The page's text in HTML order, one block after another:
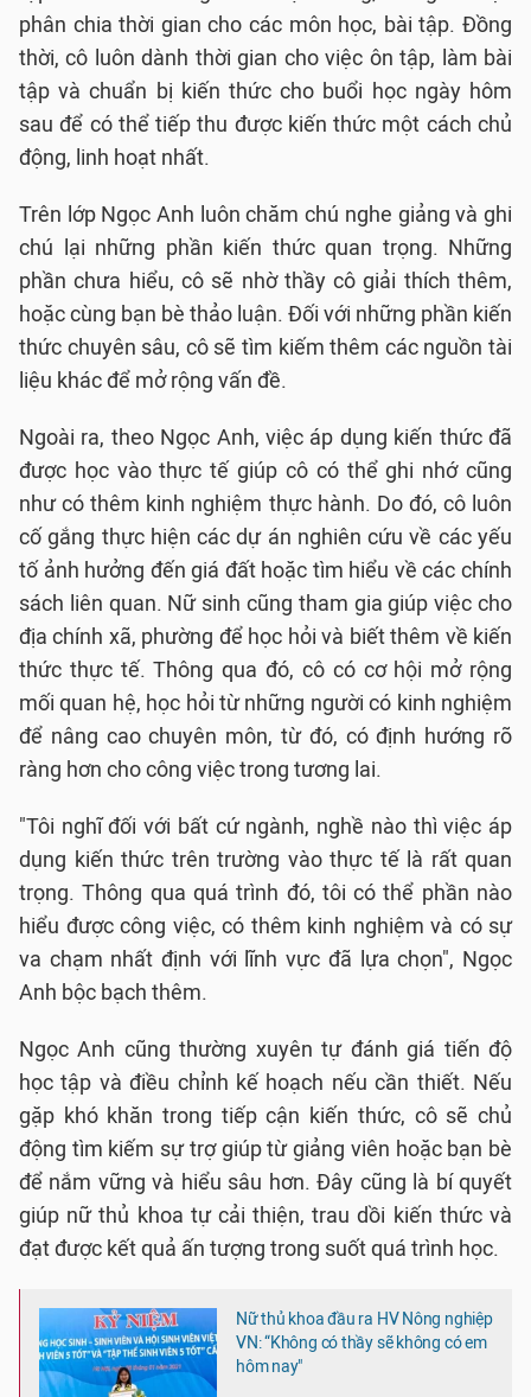
phân chia thời gian cho các môn học, bài tập. Đồng
thời, cô luôn dành thời gian cho việc ôn tập, làm bài
tập và chuẩn bị kiến thức cho buổi học ngày hôm
sau để có thể tiếp thu được kiến thức một cách chủ
động, linh hoạt nhất.
Trên lớp Ngọc Anh luôn chăm chú nghe giảng và ghi
chú lại những phần kiến thức quan trọng. Những
phần chưa hiểu, cô sẽ nhờ thầy cô giải thích thêm,
hoặc cùng bạn bè thảo luận. Đối với những phần kiến
thức chuyên sâu, cô sẽ tìm kiếm thêm các nguồn tài
liệu khác để mở rộng vấn đề.
Ngoài ra, theo Ngọc Anh, việc áp dụng kiến thức đã
được học vào thực tế giúp cô có thể ghi nhớ cũng
như có thêm kinh nghiệm thực hành. Do đó, cô luôn
cố gắng thực hiện các dự án nghiên cứu về các yếu
tố ảnh hưởng đến giá đất hoặc tìm hiểu về các chính
sách liên quan. Nữ sinh cũng tham gia giúp việc cho
địa chính xã, phường để học hỏi và biết thêm về kiến
thức thực tế. Thông qua đó, cô có cơ hội mở rộng
mối quan hệ, học hỏi từ những người có kinh nghiệm
để nâng cao chuyên môn, từ đó, có định hướng rõ
ràng hơn cho công việc trong tương lai.
"Tôi nghĩ đối với bất cứ ngành, nghề nào thì việc áp
dụng kiến thức trên trường vào thực tế là rất quan
trọng. Thông qua quá trình đó, tôi có thể phần nào
hiểu được công việc, có thêm kinh nghiệm và có sự
va chạm nhất định với lĩnh vực đã lựa chọn", Ngọc
Anh bộc bạch thêm.
Ngọc Anh cũng thường xuyên tự đánh giá tiến độ
học tập và điều chỉnh kế hoạch nếu cần thiết. Nếu
gặp khó khăn trong tiếp cận kiến thức, cô sẽ chủ
động tìm kiếm sự trợ giúp từ giảng viên hoặc bạn bè
để nắm vững và hiểu sâu hơn. Đây cũng là bí quyết
giúp nữ thủ khoa tự cải thiện, trau dồi kiến thức và
đạt được kết quả ấn tượng trong suốt quá trình học.
Nữ thủ khoa đầu ra HV Nông nghiệp
VN: “Không có thầy sẽ không có em
hôm nay"